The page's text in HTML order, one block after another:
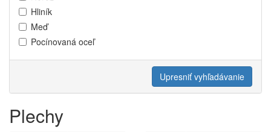
Hliník
Meď
Pocínovaná oceľ
Upresniť vyhľadávanie
Plechy